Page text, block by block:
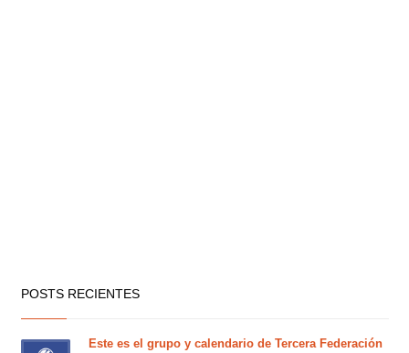
POSTS RECIENTES
Este es el grupo y calendario de Tercera Federación